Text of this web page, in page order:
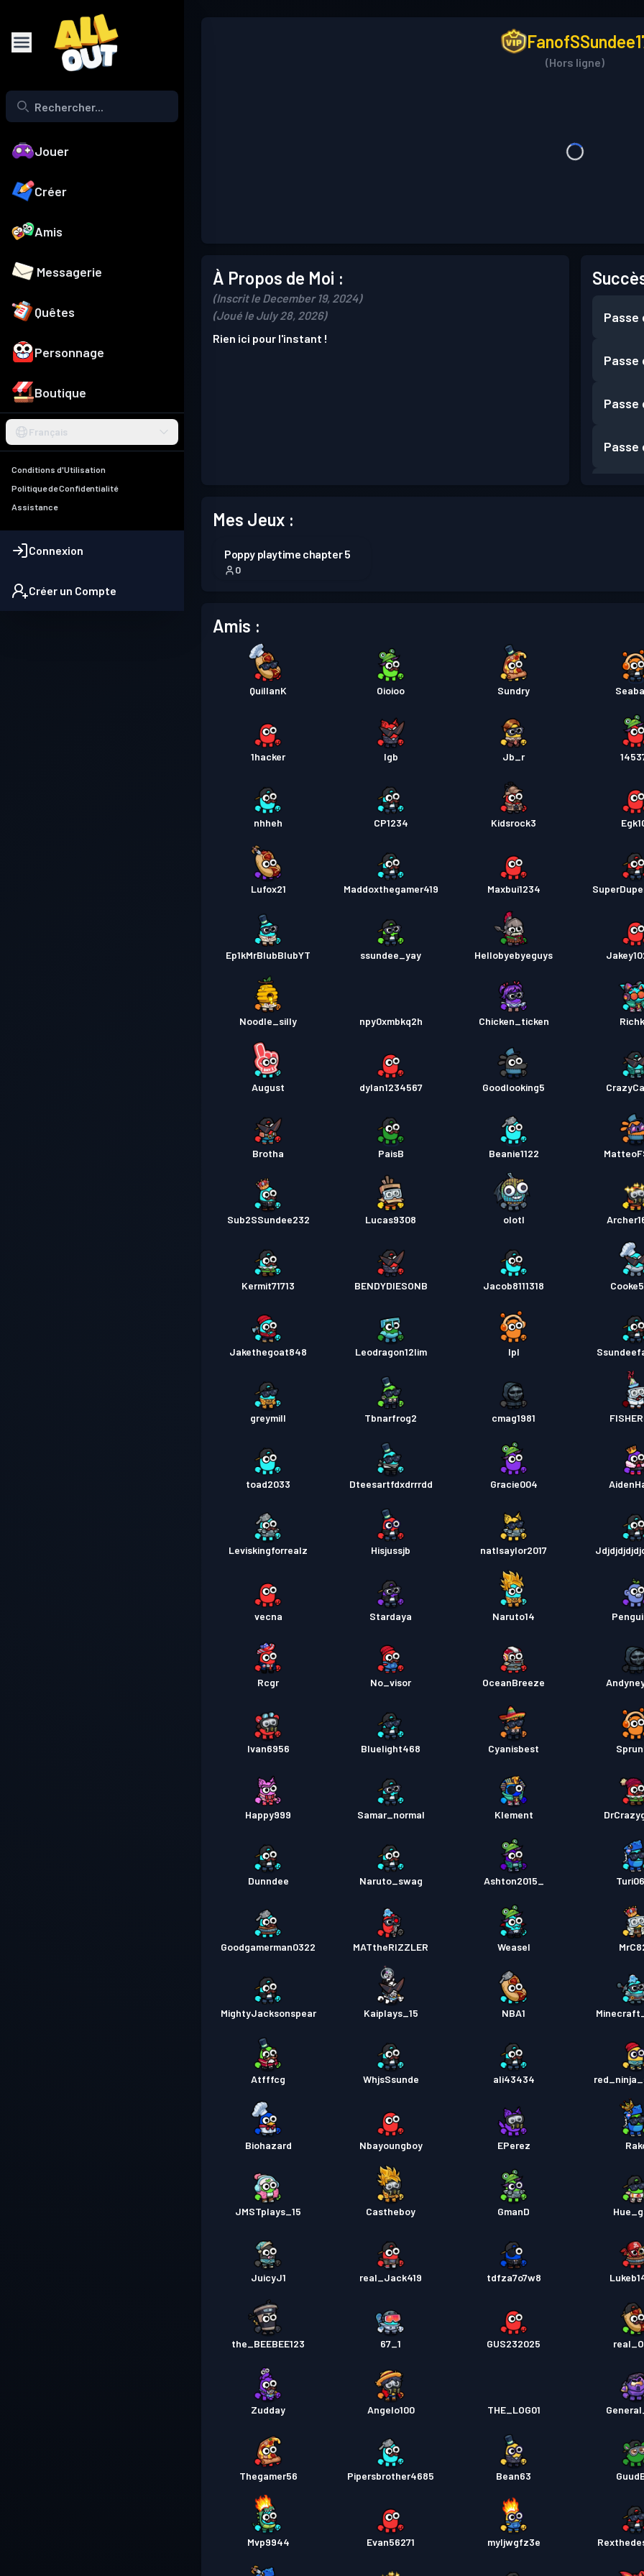
Jouer
Créer
Amis
Messagerie
Quêtes
Personnage
Boutique
Français
Conditions d'Utilisation
Politique de Confidentialité
Assistance
Connexion
Créer un Compte
(Hors ligne)
À Propos de Moi :
(Inscrit le December 19, 2024)
(Joué le July 28, 2026)
Rien ici pour l'instant !
Passe
Passe
Passe
Passe
Mes Jeux :
Poppy playtime chapter 5
0
Amis :
QuillanK Oioioo Sundry
1hacker lgb Jb_r
nhheh CP1234 Kidsrock3
Lufox21 Maddoxthegamer419 Maxbui1234
Ep1kMrBlubBlubYT ssundee_yay Hellobyebyeguys
Noodle_silly npy0xmbkq2h Chicken_ticken
August dylan1234567 Goodlooking5
Brotha PaisB Beanie1122
Sub2SSundee232 Lucas9308 olotl
Kermit71713 BENDYDIESONB Jacob8111318
Jakethegoat848 Leodragon12lim Ipl
greymill Tbnarfrog2 cmag1981
toad2033 Dteesartfdxdrrrdd Gracie004
Leviskingforrealz Hisjussjb natlsaylor2017
vecna Stardaya Naruto14
Rcgr No_visor OceanBreeze
Ivan6956 Bluelight468 Cyanisbest
Happy999 Samar_normal Klement
Dunndee Naruto_swag Ashton2015_
Goodgamerman0322 MATtheRIZZLER Weasel
MightyJacksonspear Kaiplays_15 NBA1
Atfffcg WhjsSsunde ali43434
Biohazard Nbayoungboy EPerez
JMSTplays_15 Castheboy GmanD
JuicyJ1 real_Jack419 tdfza7o7w8
the_BEEBEE123 67_1 GUS232025
Zudday Angelo100 THE_LOG01
Thegamer56 Pipersbrother4685 Bean63
Mvp9944 Evan56271 myljwgfz3e